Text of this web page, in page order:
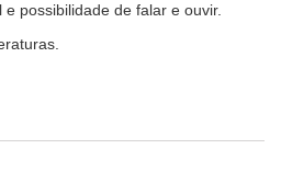
possibilidade de falar e ouvir.